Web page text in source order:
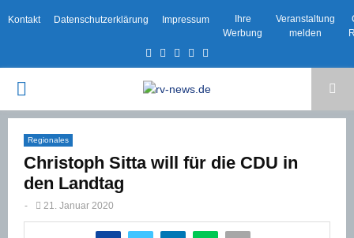
Kontakt Datenschutzerklärung Impressum
Ihre
Werbung
Veranstaltung
melden
Facebook
TwitterInstagram
Email
PRIMARY
MENU
Regionales
Christoph Sitta will für die CDU in
den Landtag
- 21. Januar 2020